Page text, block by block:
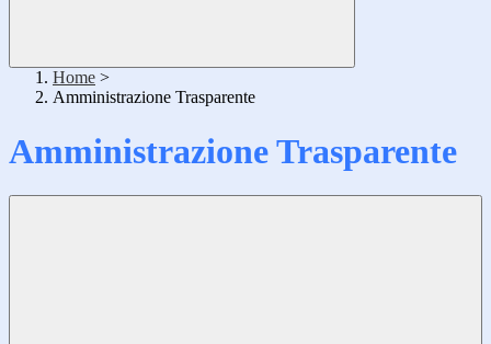
Home >
Amministrazione Trasparente
Amministrazione Trasparente